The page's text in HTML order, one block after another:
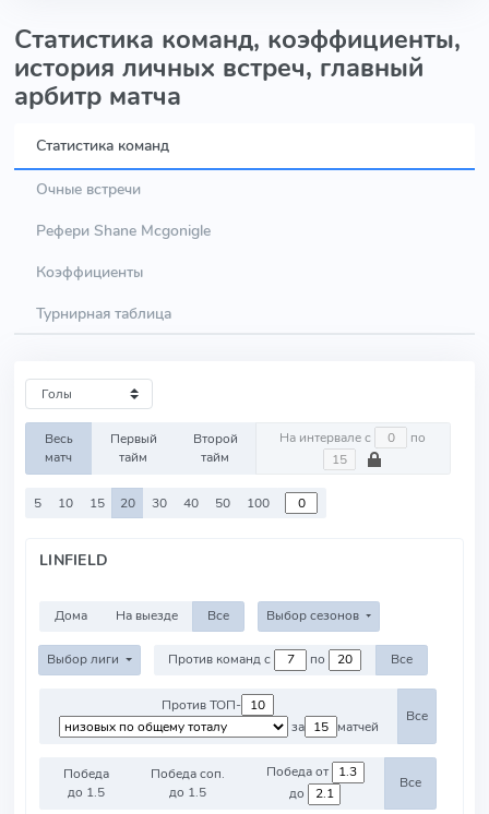
Статистика команд, коэффициенты,
история личных встреч, главный
арбитр матча
Статистика команд
Очные встречи
Рефери Shane Mcgonigle
Коэффициенты
Турнирная таблица
Весь
матч
Первый
тайм
Второй
тайм
На интервале с по
5 10 15 20 30 40 50 100
LINFIELD
Дома На выезде Все Выбор сезонов
Выбор лиги Против команд с по Все
Против ТОП-
за
матчей
Все
Победа
до 1.5
Победа соп.
до 1.5
Победа от
до
Все